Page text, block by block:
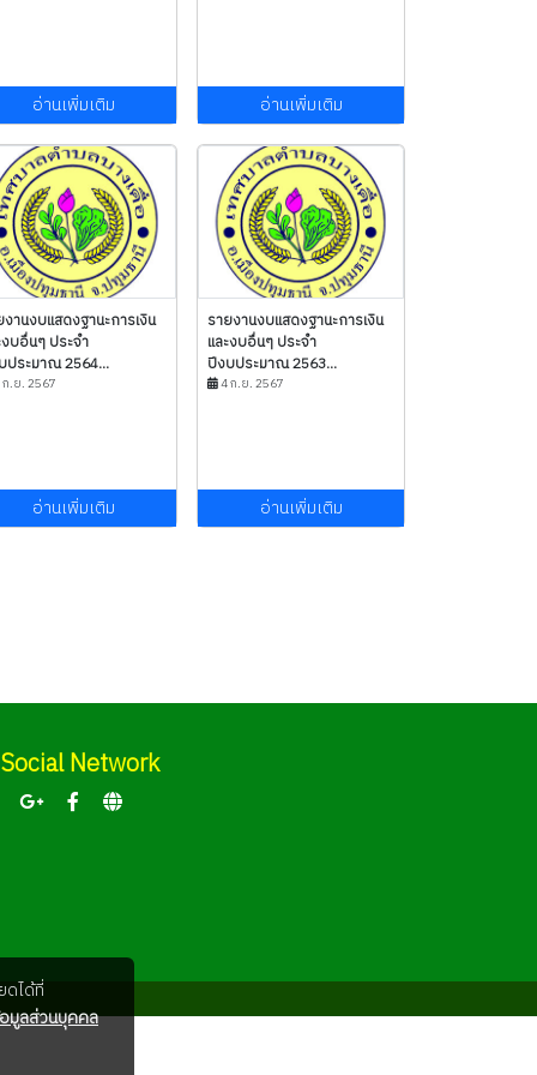
อ่านเพิ่มเติม อ่านเพิ่มเติม
านงบแสดงฐานะการเงิน
บอื่นๆ ประจำ
ประมาณ 2564...
.ย. 2567
อ่านเพิ่มเติม
รายงานงบแสดงฐานะการเงิน
และงบอื่นๆ ประจำ
ปีงบประมาณ 2563...
4 ก.ย. 2567
อ่านเพิ่มเติม
Social Network
ดได้ที่
มูลส่วนบุคคล